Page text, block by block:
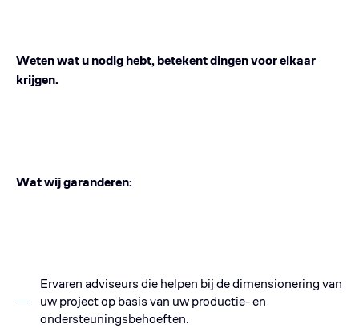
Weten wat u nodig hebt, betekent dingen voor elkaar
krijgen.
Wat wij garanderen:
Ervaren adviseurs die helpen bij de dimensionering van
uw project op basis van uw productie- en
ondersteuningsbehoeften.